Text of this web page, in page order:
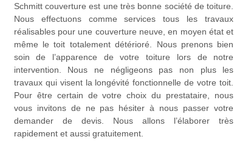
Schmitt couverture est une très bonne société de toiture.
Nous effectuons comme services tous les travaux
réalisables pour une couverture neuve, en moyen état et
même le toit totalement détérioré. Nous prenons bien
soin de l’apparence de votre toiture lors de notre
intervention. Nous ne négligeons pas non plus les
travaux qui visent la longévité fonctionnelle de votre toit.
Pour être certain de votre choix du prestataire, nous
vous invitons de ne pas hésiter à nous passer votre
demander de devis. Nous allons l’élaborer très
rapidement et aussi gratuitement.